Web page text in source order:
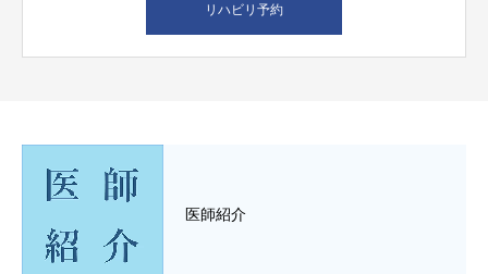
リハビリ予約
医師紹介